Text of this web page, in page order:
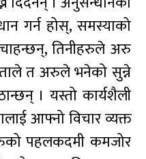
गर्न होस्, समस्याको
तिनीहरुले अरु
त अरुले भनेको सुन्ने
। यस्तो कार्यशैली
आफ्नो विचार व्यक्त
पहलकदमी कमजोर